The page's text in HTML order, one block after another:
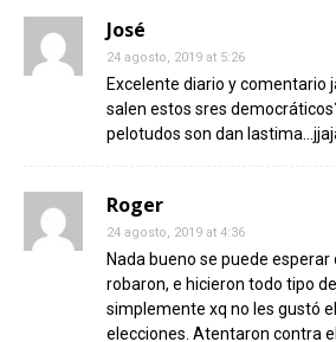
José
24 agosto, 2019 at 5:26
Excelente diario y comentario
salen estos sres
pelotudos son dan
Roger
24 agosto, 2019 at 4:36
Nada bueno se puede
robaron, e hicieron todo tipo
simplemente xq no les gustó
elecciones. Atentaron contra